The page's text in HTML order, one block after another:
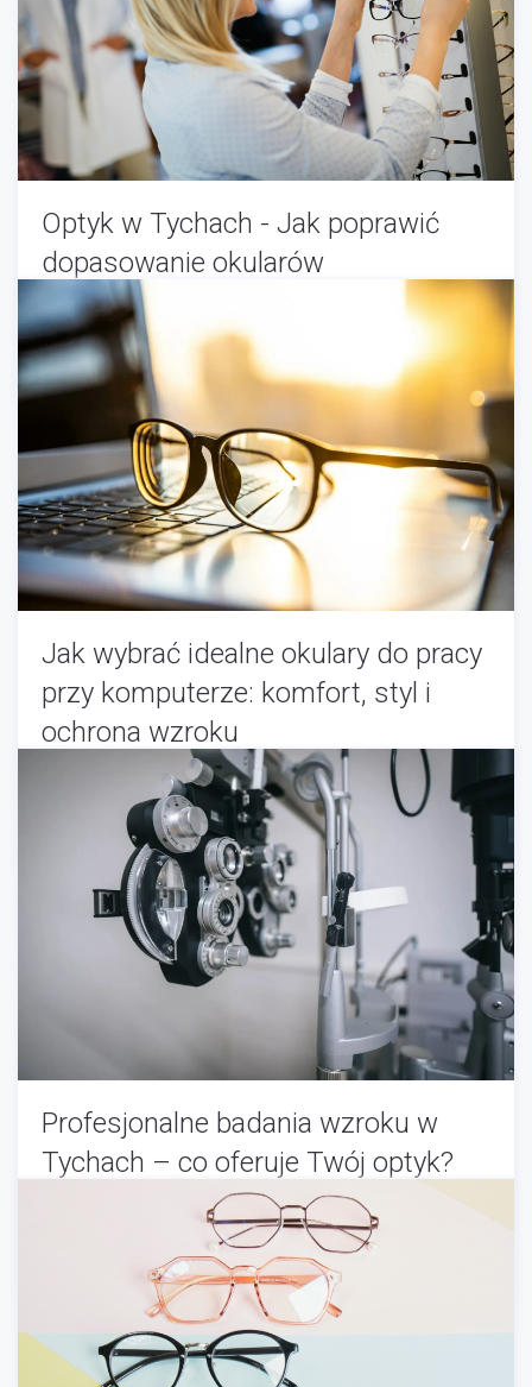
Optyk w Tychach - Jak poprawić
dopasowanie okularów
Optyk- 01/12/2026
Jak wybrać idealne okulary do pracy
przy komputerze: komfort, styl i
ochrona wzroku
11/24/2025
Profesjonalne badania wzroku w
Tychach – co oferuje Twój optyk?